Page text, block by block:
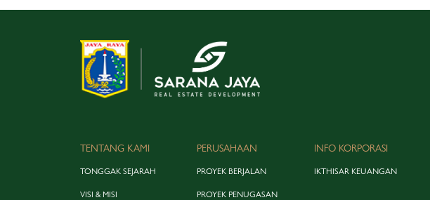
TENTANG KAMI
TONGGAK SEJARAH
VISI & MISI
PERUSAHAAN
PROYEK BERJALAN
PROYEK PENUGASAN
INFO KORPORASI
IKTHISAR KEUANGAN